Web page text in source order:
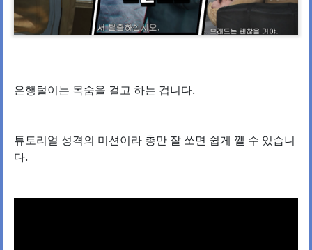
은행털이는 목숨을 걸고 하는 겁니다.
튜토리얼 성격의 미션이라 총만 잘 쏘면 쉽게 깰 수 있습니
다.